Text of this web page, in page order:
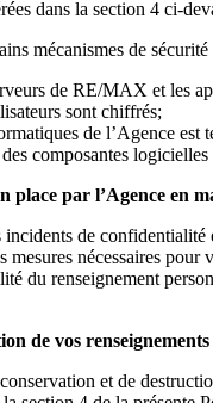
dans la section 4 ci-
mécanismes de
de RE/MAX et les
sont chiffrés;
de l’Agence
composantes
place par l’Agence en
de
mesures nécessaires
du renseignement
de vos
et de